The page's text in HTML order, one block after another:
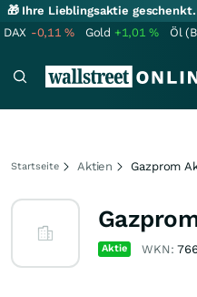
🎁 Ihre Lieblingsaktie
DAX -0,11% Gold +1,01% Öl
Startseite Aktien Gazprom
Aktie WKN: